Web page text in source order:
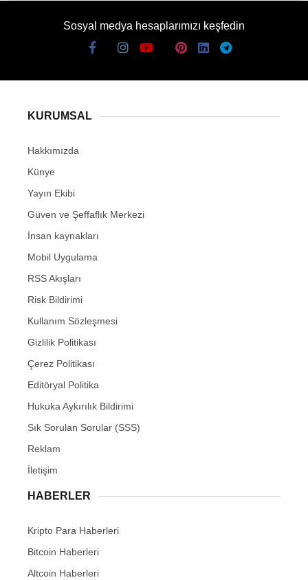
Sosyal medya hesaplarımızı keşfedin
KURUMSAL
Hakkımızda
Künye
Yayın Ekibi
Güven ve Şeffaflık Merkezi
İnsan kaynakları
Mobil Uygulama
RSS Akışları
Risk Bildirimi
Kullanım Sözleşmesi
Gizlilik Politikası
Çerez Politikası
Editöryal Politika
Hukuka Aykırılık Bildirimi
Sık Sorulan Sorular (SSS)
Reklam
İletişim
HABERLER
Kripto Para Haberleri
Bitcoin Haberleri
Altcoin Haberleri